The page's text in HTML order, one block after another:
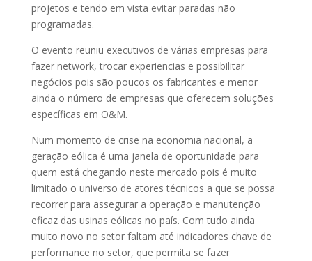
projetos e tendo em vista evitar paradas não
programadas.
O evento reuniu executivos de várias empresas para
fazer network, trocar experiencias e possibilitar
negócios pois são poucos os fabricantes e menor
ainda o número de empresas que oferecem soluções
específicas em O&M.
Num momento de crise na economia nacional, a
geração eólica é uma janela de oportunidade para
quem está chegando neste mercado pois é muito
limitado o universo de atores técnicos a que se possa
recorrer para assegurar a operação e manutenção
eficaz das usinas eólicas no país. Com tudo ainda
muito novo no setor faltam até indicadores chave de
performance no setor, que permita se fazer